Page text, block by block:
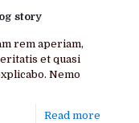
story
rem aperiam,
et quasi
Nemo
Read more